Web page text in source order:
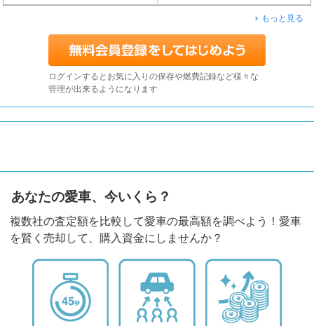
もっと見る
ログインするとお気に入りの保存や燃費記録など様々な
管理が出来るようになります
あなたの愛車、今いくら？
複数社の査定額を比較して愛車の最高額を調べよう！愛車
を賢く売却して、購入資金にしませんか？